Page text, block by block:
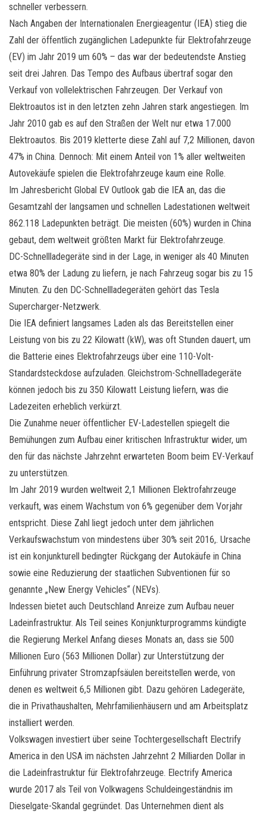
schneller verbessern.
Nach Angaben der Internationalen Energieagentur (IEA) stieg die
Zahl der öffentlich zugänglichen Ladepunkte für Elektrofahrzeuge
(EV) im Jahr 2019 um 60% – das war der bedeutendste Anstieg
seit drei Jahren. Das Tempo des Aufbaus übertraf sogar den
Verkauf von vollelektrischen Fahrzeugen. Der Verkauf von
Elektroautos ist in den letzten zehn Jahren stark angestiegen. Im
Jahr 2010 gab es auf den Straßen der Welt nur etwa 17.000
Elektroautos. Bis 2019 kletterte diese Zahl auf 7,2 Millionen, davon
47% in China. Dennoch: Mit einem Anteil von 1% aller weltweiten
Autovekäufe spielen die Elektrofahrzeuge kaum eine Rolle.
Im Jahresbericht Global EV Outlook gab die IEA an, das die
Gesamtzahl der langsamen und schnellen Ladestationen weltweit
862.118 Ladepunkten beträgt. Die meisten (60%) wurden in China
gebaut, dem weltweit größten Markt für Elektrofahrzeuge.
DC-Schnellladegeräte sind in der Lage, in weniger als 40 Minuten
etwa 80% der Ladung zu liefern, je nach Fahrzeug sogar bis zu 15
Minuten. Zu den DC-Schnellladegeräten gehört das Tesla
Supercharger-Netzwerk.
Die IEA definiert langsames Laden als das Bereitstellen einer
Leistung von bis zu 22 Kilowatt (kW), was oft Stunden dauert, um
die Batterie eines Elektrofahrzeugs über eine 110-Volt-
Standardsteckdose aufzuladen. Gleichstrom-Schnellladegeräte
können jedoch bis zu 350 Kilowatt Leistung liefern, was die
Ladezeiten erheblich verkürzt.
Die Zunahme neuer öffentlicher EV-Ladestellen spiegelt die
Bemühungen zum Aufbau einer kritischen Infrastruktur wider, um
den für das nächste Jahrzehnt erwarteten Boom beim EV-Verkauf
zu unterstützen.
Im Jahr 2019 wurden weltweit 2,1 Millionen Elektrofahrzeuge
verkauft, was einem Wachstum von 6% gegenüber dem Vorjahr
entspricht. Diese Zahl liegt jedoch unter dem jährlichen
Verkaufswachstum von mindestens über 30% seit 2016,. Ursache
ist ein konjunkturell bedingter Rückgang der Autokäufe in China
sowie eine Reduzierung der staatlichen Subventionen für so
genannte „New Energy Vehicles“ (NEVs).
Indessen bietet auch Deutschland Anreize zum Aufbau neuer
Ladeinfrastruktur. Als Teil seines Konjunkturprogramms kündigte
die Regierung Merkel Anfang dieses Monats an, dass sie 500
Millionen Euro (563 Millionen Dollar) zur Unterstützung der
Einführung privater Stromzapfsäulen bereitstellen werde, von
denen es weltweit 6,5 Millionen gibt. Dazu gehören Ladegeräte,
die in Privathaushalten, Mehrfamilienhäusern und am Arbeitsplatz
installiert werden.
Volkswagen investiert über seine Tochtergesellschaft Electrify
America in den USA im nächsten Jahrzehnt 2 Milliarden Dollar in
die Ladeinfrastruktur für Elektrofahrzeuge. Electrify America
wurde 2017 als Teil von Volkwagens Schuldeingeständnis im
Dieselgate-Skandal gegründet. Das Unternehmen dient als